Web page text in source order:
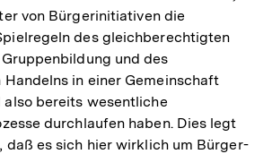
von Bürgerinitiativen die
des gleichberechtigten
und des
in einer Gemeinschaft
also bereits wesentliche
durchlaufen haben. Dies legt
daß es sich hier wirklich um Bürger-